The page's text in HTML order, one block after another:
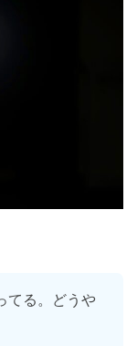
てる。どうや